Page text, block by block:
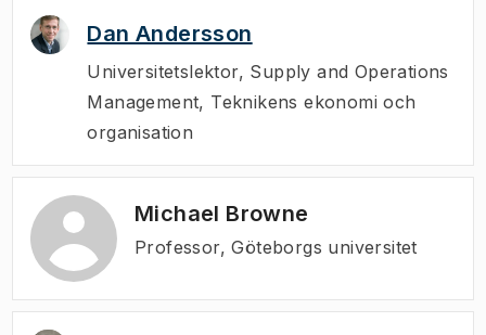
Dan Andersson
Universitetslektor, Supply and Operations
Management, Teknikens ekonomi och
organisation
Michael Browne
Professor, Göteborgs universitet